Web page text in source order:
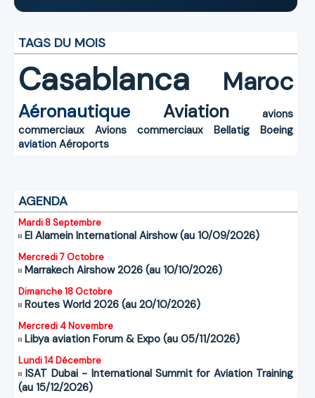
TAGS DU MOIS
Casablanca Maroc
Aéronautique Aviation
avions
commerciaux
Avions commerciaux Bellatig
Boeing
aviation Aéroports
AGENDA
Mardi 8 Septembre
El Alamein International Airshow (au 10/09/2026)
Mercredi 7 Octobre
Marrakech Airshow 2026 (au 10/10/2026)
Dimanche 18 Octobre
Routes World 2026 (au 20/10/2026)
Mercredi 4 Novembre
Libya aviation Forum & Expo (au 05/11/2026)
Lundi 14 Décembre
ISAT Dubai - International Summit for Aviation Training
(au 15/12/2026)